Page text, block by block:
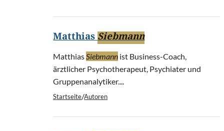
MatthiasSiebmann
MatthiasSiebmannist Business-Coach,
ärztlicher Psychotherapeut, Psychiater und
Gruppenanalytiker....
Startseite/Autoren